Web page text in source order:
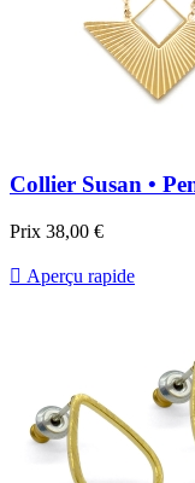
Collier Susan •
Prix 38,00 €
 Aperçu rapide